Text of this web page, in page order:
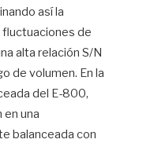
así la
fluctuaciones de
alta relación S/N
de volumen. En la
del E-800,
en una
balanceada con